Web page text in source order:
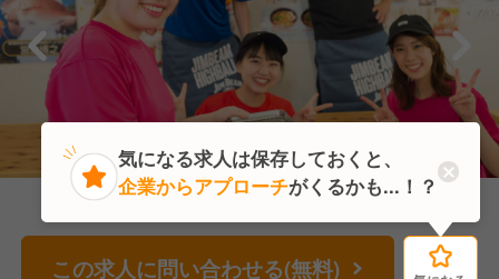
この求人に問い合わせる(無料)
気になる求人は保存しておくと、
企業からアプローチがくるかも...！？